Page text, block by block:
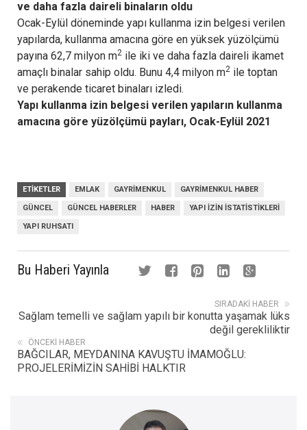
ve daha fazla daireli binaların oldu
Ocak-Eylül döneminde yapı kullanma izin belgesi verilen
yapılarda, kullanma amacına göre en yüksek yüzölçümü
payına 62,7 milyon m2 ile iki ve daha fazla daireli ikamet
amaçlı binalar sahip oldu. Bunu 4,4 milyon m2 ile toptan
ve perakende ticaret binaları izledi.
Yapı kullanma izin belgesi verilen yapıların kullanma
amacına göre yüzölçümü payları, Ocak-Eylül 2021
ETIKETLER EMLAK GAYRIMENKUL GAYRIMENKUL HABER
GÜNCEL GÜNCEL HABERLER HABER YAPI IZIN ISTATISTIKLERI
YAPI RUHSATI
Bu Haberi Yayınla
SIRADAKI HABER
Sağlam temelli ve sağlam yapılı bir konutta yaşamak lüks
değil gerekliliktir
ÖNCEKI HABER
BAĞCILAR, MEYDANINA KAVUŞTU İMAMOĞLU:
PROJELERİMİZİN SAHİBİ HALKTIR